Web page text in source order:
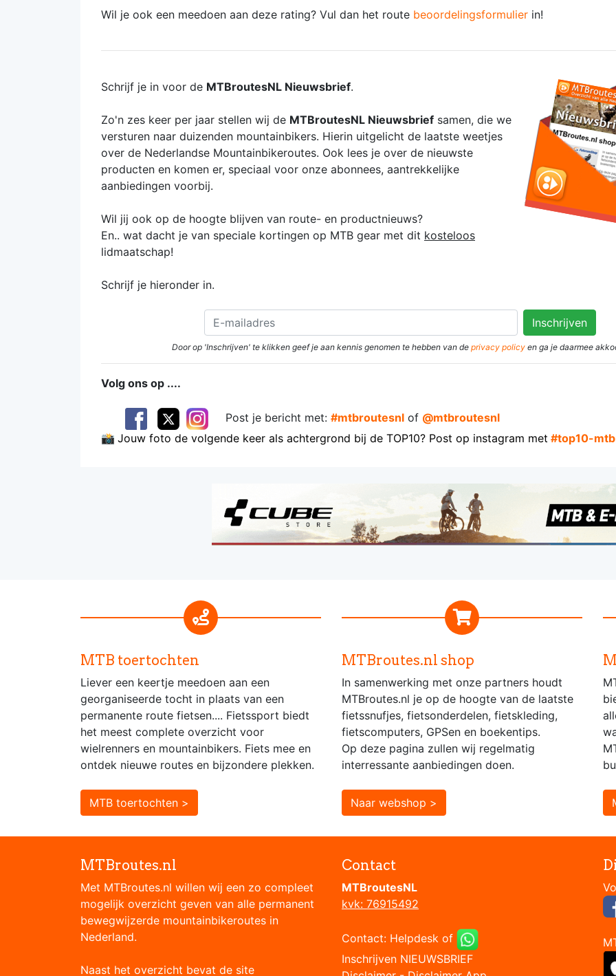
Wil je ook een meedoen aan deze rating? Vul dan het route beoordelingsformulier in!
Schrijf je in voor de MTBroutesNL Nieuwsbrief.
Zo'n zes keer per jaar stellen wij de MTBroutesNL Nieuwsbrief samen, die we
versturen naar duizenden mountainbikers. Hierin uitgelicht de laatste weetjes
over de Nederlandse Mountainbikeroutes. Ook lees je over de nieuwste
producten en komen er, speciaal voor onze abonnees, aantrekkelijke
aanbiedingen voorbij.
Wil jij ook op de hoogte blijven van route- en productnieuws?
En.. wat dacht je van speciale kortingen op MTB gear met dit kosteloos
lidmaatschap!
Schrijf je hieronder in.
Door op 'Inschrijven' te klikken geef je aan kennis genomen te hebben van de privacy policyen ga je daarmee
Volg ons op ....
Post je bericht met: #mtbroutesnl of @mtbroutesnl
📸 Jouw foto de volgende keer als achtergrond bij de TOP10? Post op instagram met #top10-
MTB toertochten
Liever een keertje meedoen aan een
georganiseerde tocht in plaats van een
permanente route fietsen.... Fietssport biedt
het meest complete overzicht voor
wielrenners en mountainbikers. Fiets mee en
ontdek nieuwe routes en bijzondere plekken.
MTB toertochten >
MTBroutes.nl shop
In samenwerking met onze partners houdt
MTBroutes.nl je op de hoogte van de laatste
fietssnufjes, fietsonderdelen, fietskleding,
fietscomputers, GPSen en boekentips.
Op deze pagina zullen wij regelmatig
interressante aanbiedingen doen.
Naar webshop >
MTBroutes.nl
Met MTBroutes.nl willen wij een zo compleet
mogelijk overzicht geven van alle permanent
bewegwijzerde mountainbikeroutes in
Nederland.
Naast het overzicht bevat de site
Contact
MTBroutesNL
kvk: 76915492
Contact: Helpdesk of
Inschrijven NIEUWSBRIEF